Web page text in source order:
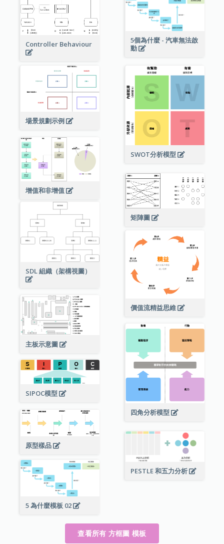
Controller Behaviour
5個為什麼 - 汽車無法啟
動
場景規劃示例
SWOT分析模型
增值和非增值
矩陣圖
SDL 組織（架構視圖）
價值流精益思維
主板示意圖
四角分析模型
SIPOC模型
原型樣品
PESTLE 和五力分析
5 為什麼模板 02
查看所有 方框圖 模板